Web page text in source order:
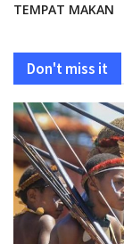
TEMPAT MAKAN
Don't miss it